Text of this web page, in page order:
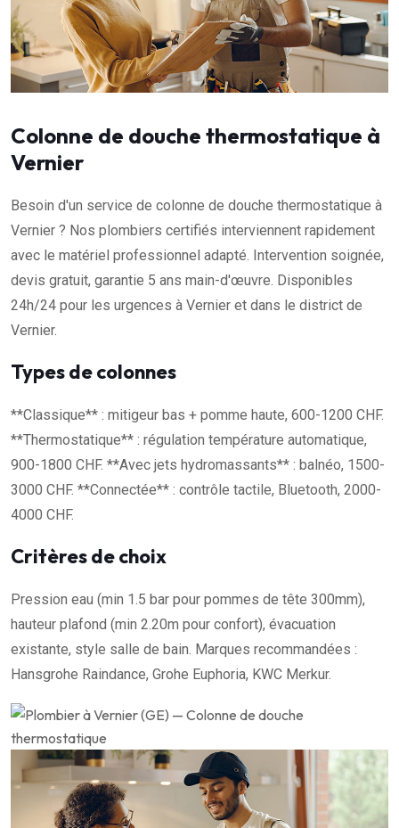
Colonne de douche thermostatique à
Vernier
Besoin d'un service de colonne de douche thermostatique à
Vernier ? Nos plombiers certifiés interviennent rapidement
avec le matériel professionnel adapté. Intervention soignée,
devis gratuit, garantie 5 ans main-d'œuvre. Disponibles
24h/24 pour les urgences à Vernier et dans le district de
Vernier.
Types de colonnes
**Classique** : mitigeur bas + pomme haute, 600-1200 CHF.
**Thermostatique** : régulation température automatique,
900-1800 CHF. **Avec jets hydromassants** : balnéo, 1500-
3000 CHF. **Connectée** : contrôle tactile, Bluetooth, 2000-
4000 CHF.
Critères de choix
Pression eau (min 1.5 bar pour pommes de tête 300mm),
hauteur plafond (min 2.20m pour confort), évacuation
existante, style salle de bain. Marques recommandées :
Hansgrohe Raindance, Grohe Euphoria, KWC Merkur.